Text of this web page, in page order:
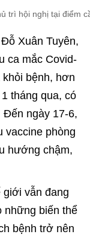
trì hội nghị tại điểm
Xuân Tuyên,
ca mắc Covid-
bệnh, hơn
tháng qua, có
Đến ngày 17-6,
vaccine phòng
hướng chậm,
vẫn đang
những biến thể
bệnh trở nên